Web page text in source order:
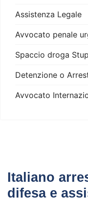
Assistenza Legale
Avvocato penale
Spaccio droga
Detenzione o
Avvocato
Italiano
difesa e